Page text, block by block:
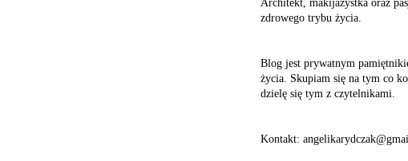
Architekt, makijażystka oraz
zdrowego trybu życia.
Blog jest prywatnym
życia. Skupiam się na tym co
dzielę się tym z czytelnikami.
Kontakt: